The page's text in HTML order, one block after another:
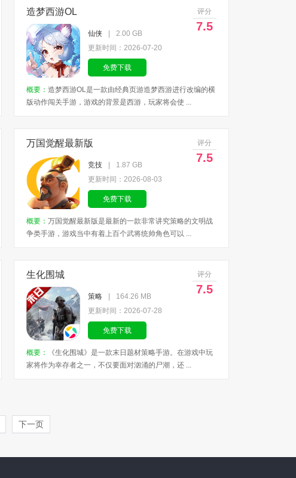
造梦西游OL 评分
7.5
仙侠
2.00 GB
更新时间：2026-07-20
免费下载
概要： 造梦西游OL是一款由经典页游造梦西游进行改编的横
版动作闯关手游，游戏的背景是西游，玩家将会使 ...
万国觉醒最新版 评分
7.5
竞技
1.87 GB
更新时间：2026-08-03
免费下载
概要： 万国觉醒最新版是最新的一款非常讲究策略的文明战
争类手游，游戏当中有着上百个武将统帅角色可以 ...
生化围城 评分
7.5
策略
164.26 MB
更新时间：2026-07-28
免费下载
概要：
《生化围城》是一款末日题材策略手游。在游戏中玩
家将作为幸存者之一，不仅要面对汹涌的尸潮，还 ...
下一页